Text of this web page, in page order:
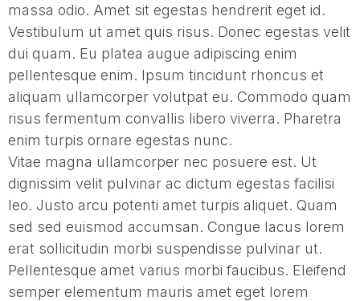
massa odio. Amet sit egestas hendrerit eget id.
Vestibulum ut amet quis risus. Donec egestas velit
dui quam. Eu platea augue adipiscing enim
pellentesque enim. Ipsum tincidunt rhoncus et
aliquam ullamcorper volutpat eu. Commodo quam
risus fermentum convallis libero viverra. Pharetra
enim turpis ornare egestas nunc.
Vitae magna ullamcorper nec posuere est. Ut
dignissim velit pulvinar ac dictum egestas facilisi
leo. Justo arcu potenti amet turpis aliquet. Quam
sed sed euismod accumsan. Congue lacus lorem
erat sollicitudin morbi suspendisse pulvinar ut.
Pellentesque amet varius morbi faucibus. Eleifend
semper elementum mauris amet eget lorem